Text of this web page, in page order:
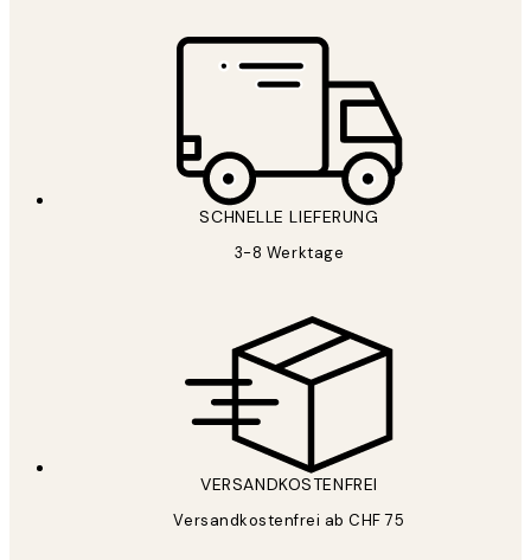
SCHNELLE LIEFERUNG
3-8 Werktage
VERSANDKOSTENFREI
Versandkostenfrei ab CHF 75